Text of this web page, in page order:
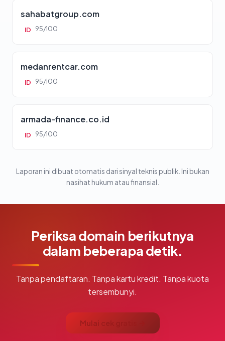
sahabatgroup.com
ID 95/100
medanrentcar.com
ID 95/100
armada-finance.co.id
ID 95/100
Laporan ini dibuat otomatis dari sinyal teknis publik. Ini bukan
nasihat hukum atau finansial.
Periksa domain berikutnya
dalam beberapa detik.
Tanpa pendaftaran. Tanpa kartu kredit. Tanpa kuota
tersembunyi.
Mulai cek gratis →